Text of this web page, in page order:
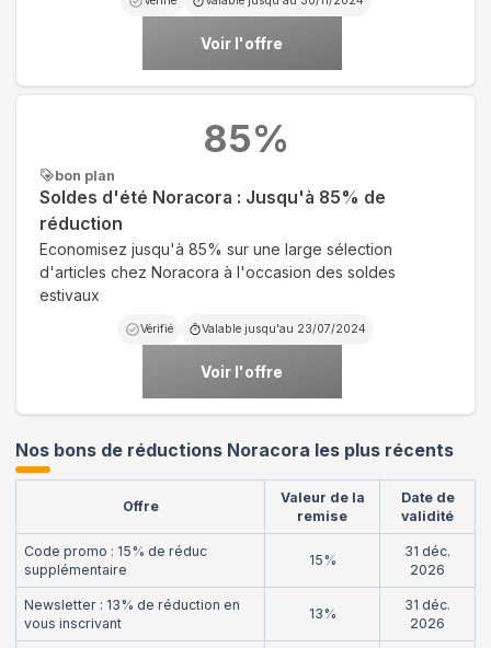
Voir l'offre
bon plan
Soldes d'été Noracora : Jusqu'à 85% de
réduction
Economisez jusqu'à 85% sur une large sélection
d'articles chez Noracora à l'occasion des soldes
estivaux
Vérifié Valable jusqu'au 23/07/2024
Voir l'offre
85%
Nos bons de réductions Noracora les plus récents
Offre
Valeur de la
remise
Date de
validité
Code promo : 15% de réduc
supplémentaire
15%
31 déc.
2026
Newsletter : 13% de réduction en
vous inscrivant
13%
31 déc.
2026